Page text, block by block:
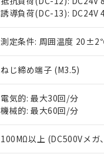
誘導負荷(DC-13): DC24V
測定条件: 周囲温度
ねじ締め端子 (M3.5)
電気的: 最大30回/分
機械的: 最大60回/分
100MΩ以上 (DC500Vメガ
す。
マイパーツ機能
お客様が当ウェ
が、当社の製品
さい。
※当社の共同利
いる法人を指しま
※3 非含有証明書ダ
下記の非含有証明書を
EU RoHS指令（10物質
51物質の非含有証明書
※本証明書は発行日時
また、RoHS指令のフ
混在することから備
「ｅ」：有害物質（10
「10」：通常の使用状
味します。
機器販売店
空
白
受注生産機